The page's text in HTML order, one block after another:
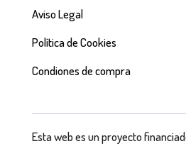
Aviso Legal
Política de Cookies
Condiones de compra
Esta web es un proyecto